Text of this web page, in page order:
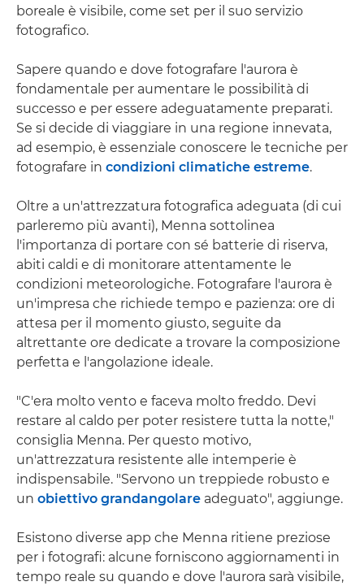
boreale è visibile, come set per il suo servizio
fotografico.
Sapere quando e dove fotografare l'aurora è
fondamentale per aumentare le possibilità di
successo e per essere adeguatamente preparati.
Se si decide di viaggiare in una regione innevata,
ad esempio, è essenziale conoscere le tecniche per
fotografare in condizioni climatiche estreme.
Oltre a un'attrezzatura fotografica adeguata (di cui
parleremo più avanti), Menna sottolinea
l'importanza di portare con sé batterie di riserva,
abiti caldi e di monitorare attentamente le
condizioni meteorologiche. Fotografare l'aurora è
un'impresa che richiede tempo e pazienza: ore di
attesa per il momento giusto, seguite da
altrettante ore dedicate a trovare la composizione
perfetta e l'angolazione ideale.
"C'era molto vento e faceva molto freddo. Devi
restare al caldo per poter resistere tutta la notte,"
consiglia Menna. Per questo motivo,
un'attrezzatura resistente alle intemperie è
indispensabile. "Servono un treppiede robusto e
un obiettivo grandangolare adeguato", aggiunge.
Esistono diverse app che Menna ritiene preziose
per i fotografi: alcune forniscono aggiornamenti in
tempo reale su quando e dove l'aurora sarà visibile,